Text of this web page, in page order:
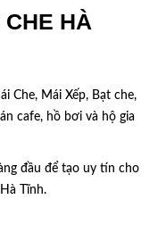
HÀ
Che, Mái Xếp, Bạt che,
cafe, hồ bơi và hộ gia
đầu để tạo uy tín cho
Tĩnh.